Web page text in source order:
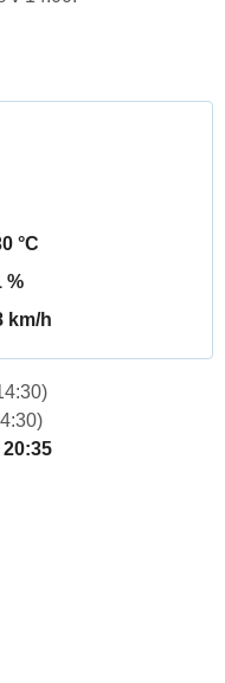
°C
%
km/h
20:35